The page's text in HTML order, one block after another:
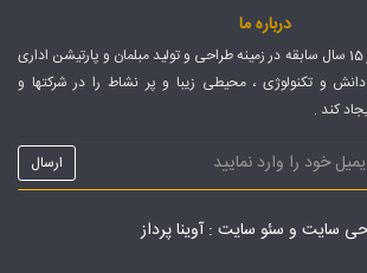
درباره ما
گروه مبلمان چیله با بیش از 15 سال سابقه در زمینه طراحی و تولید مبلمان و پارتیشن اداری
دانش و تکنولوژی ، محیطی زیبا و پر نشاط را در شرکتها و
کند .
سایت و سئو سایت : آوینا پرداز